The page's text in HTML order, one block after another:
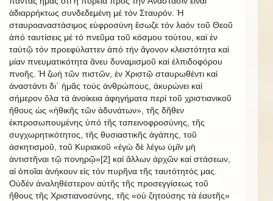
ἀδιαρρήκτως συνδεδεμένη μέ τόν Σταυρόν. Ἡ
σταυροαναστάσιμος εὐφροσύνη ἔσωζε τόν λαόν τοῦ Θεοῦ
ἀπό ταυτίσεις μέ τό πνεῦμα τοῦ κόσμου τούτου, καί ἐν
ταὐτῷ τόν προεφύλαττεν ἀπό τήν ἄγονον κλειστότητα καί
μίαν πνευματικότητα ἄνευ δυναμισμοῦ καί ἐλπιδοφόρου
πνοῆς. Ἡ ζωή τῶν πιστῶν, ἐν Χριστῷ σταυρωθέντι καί
ἀναστάντι δι᾿ ἡμᾶς τούς ἀνθρώπους, ἀκυρώνει καί
σήμερον ὅλα τά ἀνοίκεια ἀφηγήματα περί τοῦ χριστιανικοῦ
ἤθους ὡς «ἠθικῆς τῶν ἀδυνάτων», τῆς δῆθεν
ἐκπροσωπουμένης ὑπό τῆς ταπεινοφροσύνης, τῆς
συγχωρητικότητος, τῆς θυσιαστικῆς ἀγάπης, τοῦ
ἀσκητισμοῦ, τοῦ Κυριακοῦ «ἐγὼ δὲ λέγω ὑμῖν μὴ
ἀντιστῆναι τῷ πονηρῷ»[2] καί ἄλλων ἀρχῶν καί στάσεων,
αἱ ὁποῖαι ἀνήκουν εἰς τόν πυρῆνα τῆς ταυτότητός μας.
Οὐδέν ἀναληθέστερον αὐτῆς τῆς προσεγγίσεως τοῦ
ἤθους τῆς Χριστιανοσύνης, τῆς «οὐ ζητούσης τὰ ἑαυτῆς»